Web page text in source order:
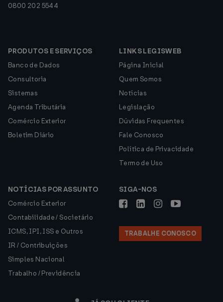
0800 202 5544
PRODUTOS E SERVIÇOS
Banco de Dados
Consultoria
Sistemas
Agenda Tributária
Comércio Exterior
Boletim Diário
LINKS LEGISWEB
Página Inicial
Quem Somos
Notícias
Legislação
Dúvidas Frequentes
Fale Conosco
Política de Privacidade
Termo de Uso
NOTÍCIAS POR ASSUNTO
Comércio Exterior
Contabilidade / Societário
ICMS, IPI, ISS e Outros
IR / Contribuições
Simples Nacional
Trabalho / Previdência
SIGA-NOS
TRABALHE CONOSCO